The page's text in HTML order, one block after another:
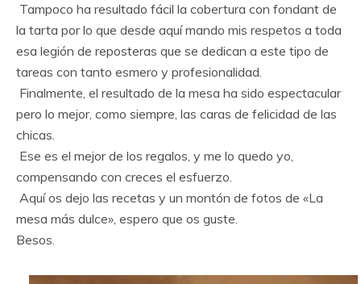
Tampoco ha resultado fácil la cobertura con fondant de
la tarta por lo que desde aquí mando mis respetos a toda
esa legión de reposteras que se dedican a este tipo de
tareas con tanto esmero y profesionalidad.
Finalmente, el resultado de la mesa ha sido espectacular
pero lo mejor, como siempre, las caras de felicidad de las
chicas.
Ese es el mejor de los regalos, y me lo quedo yo,
compensando con creces el esfuerzo.
Aquí os dejo las recetas y un montón de fotos de «La
mesa más dulce», espero que os guste.
Besos.